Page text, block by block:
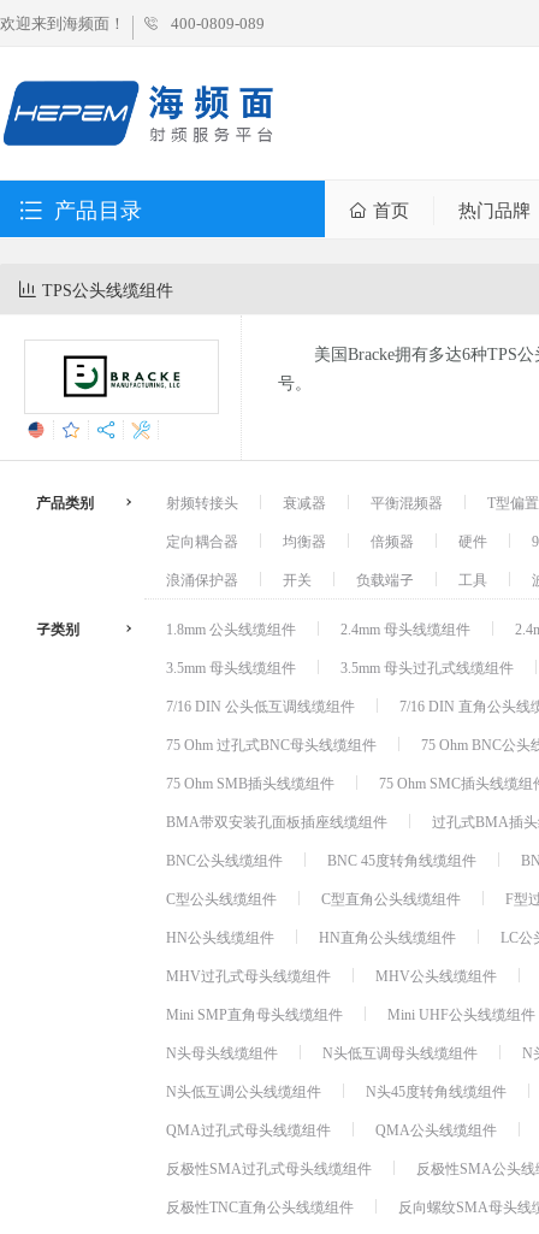
欢迎来到海频面！ 400-0809-089
产品目录 首页 热门品牌
TPS公头线缆组件
美国Bracke拥有多达6种TPS
号。
产品类别 射频转接头 衰减器 平衡混频器
T型偏
定向耦合器
均衡器 倍频器 硬件
浪涌保护器
开关 负载端子 工具
子类别 1.8mm 公头线缆组件 2.4mm 母头线缆组件
3.5mm 母头线缆组件
3.5mm 母头过孔式线缆组件
7/16 DIN 公头低互调线缆组件
7/16 DIN 直角公头线
75 Ohm 过孔式BNC母头线缆组件
75 Ohm BNC公头
75 Ohm SMB插头线缆组件
75 Ohm SMC插头线缆组
BMA带双安装孔面板插座线缆组件
过孔式BMA插
BNC公头线缆组件
BNC 45度转角线缆组件
C型公头线缆组件
C型直角公头线缆组件
F型
HN公头线缆组件
HN直角公头线缆组件
LC公
MHV过孔式母头线缆组件
MHV公头线缆组件
Mini SMP直角母头线缆组件
Mini UHF公头线缆组件
N头母头线缆组件
N头低互调母头线缆组件
N
N头低互调公头线缆组件
N头45度转角线缆组件
QMA过孔式母头线缆组件
QMA公头线缆组件
反极性SMA过孔式母头线缆组件
反极性SMA公头
反极性TNC直角公头线缆组件
反向螺纹SMA母头线